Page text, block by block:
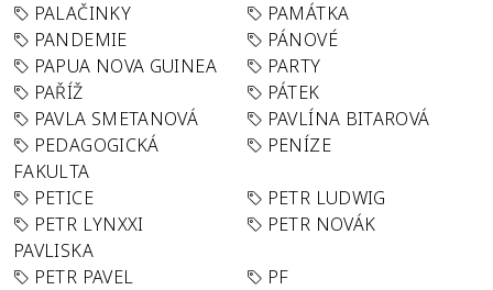
PALAČINKY
PAMÁTKA
PANDEMIE
PÁNOVÉ
PAPUA NOVA GUINEA
PARTY
PAŘÍŽ
PÁTEK
PAVLA SMETANOVÁ
PAVLÍNA BITAROVÁ
PEDAGOGICKÁ
FAKULTA
PENÍZE
PETICE
PETR LUDWIG
PETR LYNXXI
PAVLISKA
PETR NOVÁK
PETR PAVEL
PF